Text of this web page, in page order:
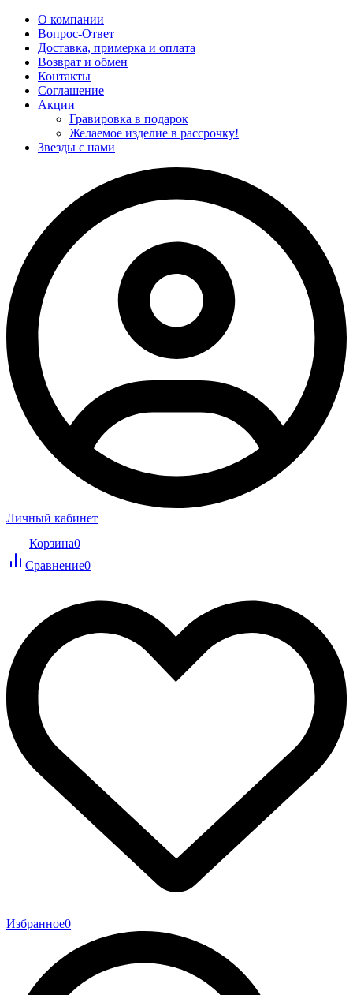
О компании
Вопрос-Ответ
Доставка, примерка и оплата
Возврат и обмен
Контакты
Соглашение
Акции
Гравировка в подарок
Желаемое изделие в рассрочку!
Звезды с нами
Личный кабинет
Корзина0
Сравнение0
Избранное0